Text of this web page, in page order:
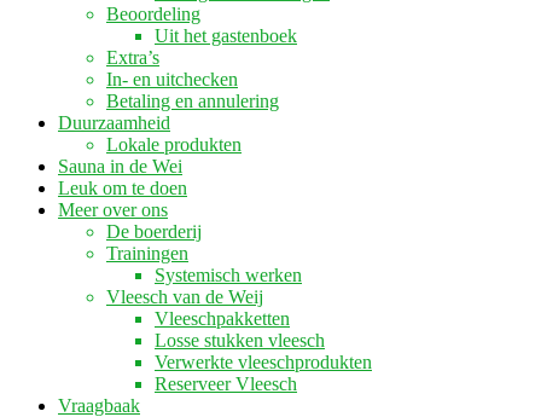
Beoordeling
Uit het gastenboek
Extra’s
In- en uitchecken
Betaling en annulering
Duurzaamheid
Lokale produkten
Sauna in de Wei
Leuk om te doen
Meer over ons
De boerderij
Trainingen
Systemisch werken
Vleesch van de Weij
Vleeschpakketten
Losse stukken vleesch
Verwerkte vleeschprodukten
Reserveer Vleesch
Vraagbaak